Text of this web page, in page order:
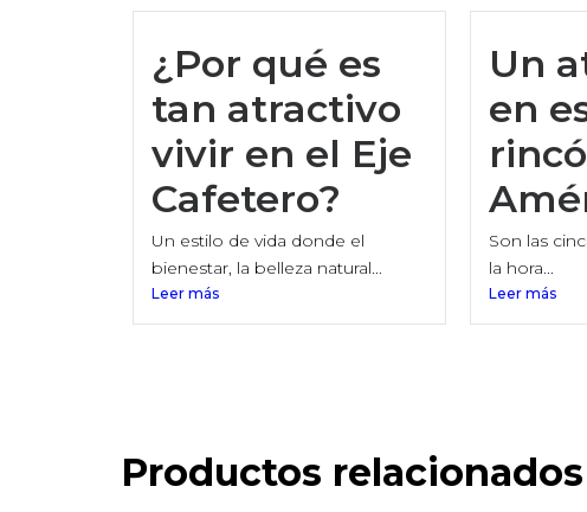
¿Por qué es
tan atractivo
vivir en el Eje
Cafetero?
Un estilo de vida donde el
bienestar, la belleza natural...
Leer más
Un
en
Son las
la hora...
Leer más
Productos relacionados